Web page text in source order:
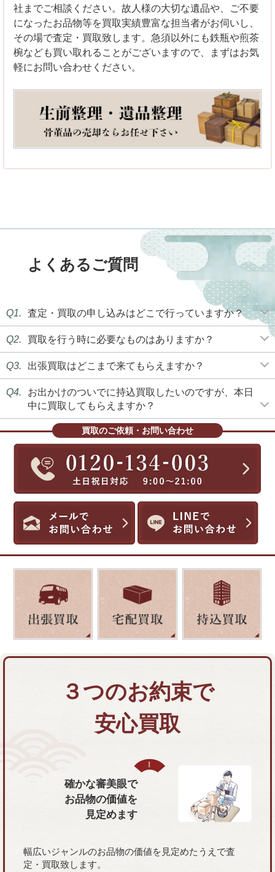
社までご相談ください。故人様の大切な遺品や、ご不要
になったお品物等を買取実績豊富な担当者がお伺いし、
その場で査定・買取致します。急須以外にも鉄瓶や煎茶
椀なども買い取れることがございますので、まずはお気
軽にお問い合わせください。
よくあるご質問
Q1. 査定・買取の申し込みはどこで行っていますか？
Q2. 買取を行う時に必要なものはありますか？
Q3. 出張買取はどこまで来てもらえますか？
Q4.
お出かけのついでに持込買取したいのですが、本日
中に買取してもらえますか？
買取のご依頼・お問い合わせ
３つのお約束で
安心買取
確かな審美眼で
お品物の価値を
見定めます
幅広いジャンルのお品物の価値を見定めたうえで査
定・買取致します。